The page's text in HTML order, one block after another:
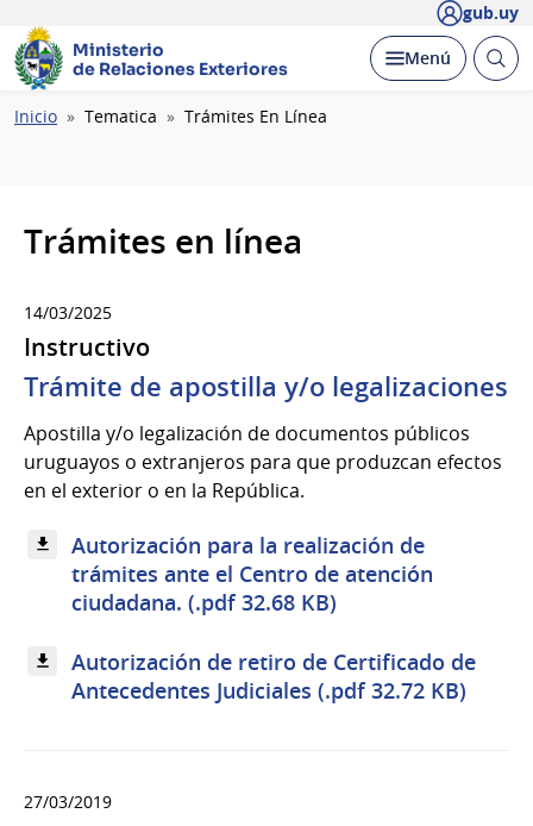
gub.uy
Ministerio
de Relaciones Exteriores
Desplegar
Menú Abrir
Ruta
Inicio Tematica Trámites En Línea
Trámites en línea
14/03/2025
Instructivo
Trámite de apostilla y/o legalizaciones
Apostilla y/o legalización de documentos públicos
uruguayos o extranjeros para que produzcan efectos
en el exterior o en la República.
Autorización para la realización de
trámites ante el Centro de atención
ciudadana. (.pdf 32.68 KB)
Autorización de retiro de Certificado de
Antecedentes Judiciales (.pdf 32.72 KB)
27/03/2019